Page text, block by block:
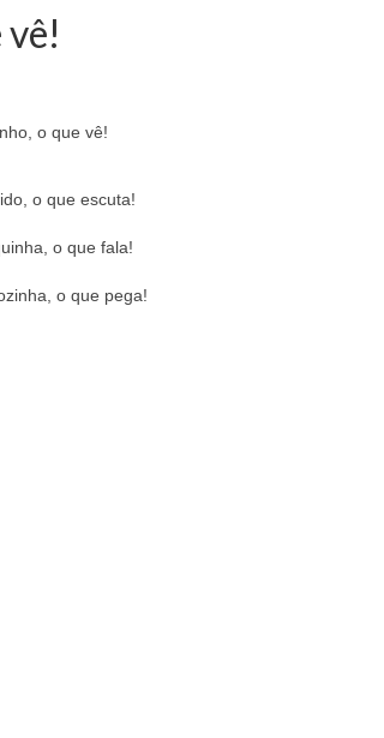
o que vê!
o que escuta!
o que fala!
o que pega!